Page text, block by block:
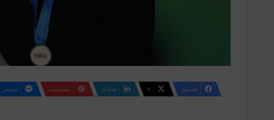
فيسبوك ‫X لينكدإن بينتيريست ماسنجر